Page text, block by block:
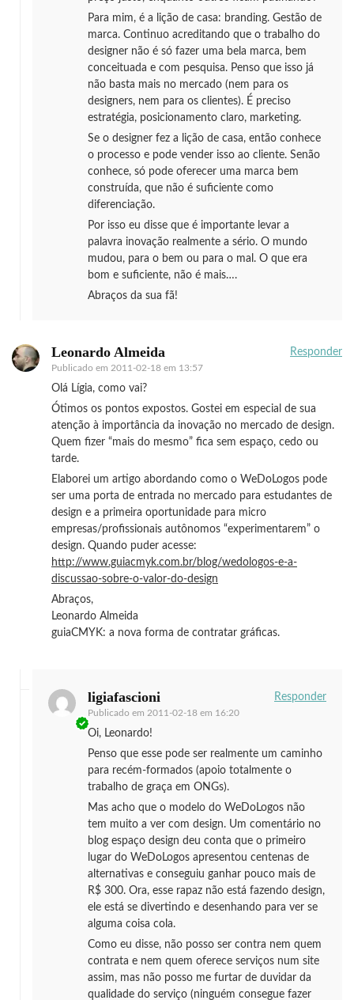
Para mim, é a lição de casa: branding. Gestão de
marca. Continuo acreditando que o trabalho do
designer não é só fazer uma bela marca, bem
conceituada e com pesquisa. Penso que isso já
não basta mais no mercado (nem para os
designers, nem para os clientes). É preciso
estratégia, posicionamento claro, marketing.
Se o designer fez a lição de casa, então conhece
o processo e pode vender isso ao cliente. Senão
conhece, só pode oferecer uma marca bem
construída, que não é suficiente como
diferenciação.
Por isso eu disse que é importante levar a
palavra inovação realmente a sério. O mundo
mudou, para o bem ou para o mal. O que era
bom e suficiente, não é mais….
Abraços da sua fã!
Leonardo Almeida
Publicado em 2011-02-18 em 13:57
Responder
Olá Lígia, como vai?
Ótimos os pontos expostos. Gostei em especial de sua
atenção à importância da inovação no mercado de design.
Quem fizer “mais do mesmo” fica sem espaço, cedo ou
tarde.
Elaborei um artigo abordando como o WeDoLogos pode
ser uma porta de entrada no mercado para estudantes de
design e a primeira oportunidade para micro
empresas/profissionais autônomos “experimentarem” o
design. Quando puder acesse:
http://www.guiacmyk.com.br/blog/wedologos-e-a-
discussao-sobre-o-valor-do-design
Abraços,
Leonardo Almeida
guiaCMYK: a nova forma de contratar gráficas.
ligiafascioni
Publicado em 2011-02-18 em 16:20
Responder
Oi, Leonardo!
Penso que esse pode ser realmente um caminho
para recém-formados (apoio totalmente o
trabalho de graça em ONGs).
Mas acho que o modelo do WeDoLogos não
tem muito a ver com design. Um comentário no
blog espaço design deu conta que o primeiro
lugar do WeDoLogos apresentou centenas de
alternativas e conseguiu ganhar pouco mais de
R$ 300. Ora, esse rapaz não está fazendo design,
ele está se divertindo e desenhando para ver se
alguma coisa cola.
Como eu disse, não posso ser contra nem quem
contrata e nem quem oferece serviços num site
assim, mas não posso me furtar de duvidar da
qualidade do serviço (ninguém consegue fazer